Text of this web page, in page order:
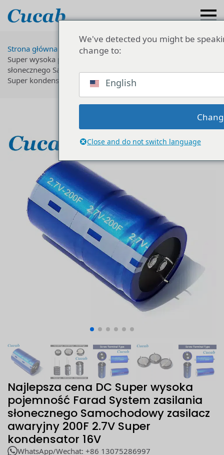
Strona główna Superkondensator
Super wysoka pojemność Farad System zasilania
słonecznego Samochodowy zasilacz awaryjny 200F 2.7V
Super kondensator 16V
Najlepsza cena DC Super wysoka
pojemność Farad System zasilania
słonecznego Samochodowy zasilacz
awaryjny 200F 2.7V Super
kondensator 16V
WhatsApp/Wechat: +86 13075286997
We've detected you might be
change to:
English
Close and do not switch language